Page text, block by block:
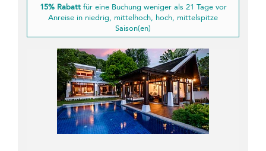
15% Rabattfür eine Buchung weniger als 21 Tage vor
Anreise in niedrig, mittelhoch, hoch, mittelspitze
Saison(en)